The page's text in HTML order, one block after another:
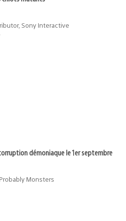
Sony Interactive
démoniaque le 1er septembre
Monsters